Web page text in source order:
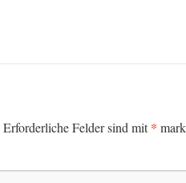
Erforderliche Felder sind mit*